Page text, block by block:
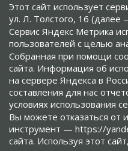
Этот сайт использует
ул. Л. Толстого, 16 (далее
Сервис Яндекс Метрика
пользователей с целью
Собранная при помощи
сайта. Информация об
на сервере Яндекса в
составления для нас
условиях использования
Вы можете отказаться от
инструмент — https://
сайта. Используя этот